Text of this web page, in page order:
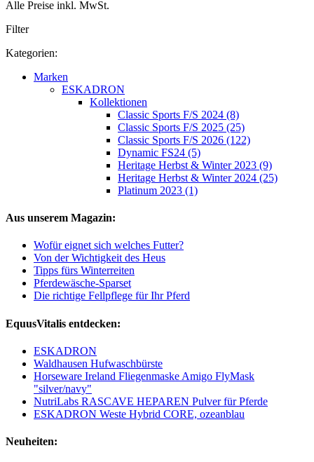
Alle Preise inkl. MwSt.
Filter
Kategorien:
Marken
ESKADRON
Kollektionen
Classic Sports F/S 2024 (8)
Classic Sports F/S 2025 (25)
Classic Sports F/S 2026 (122)
Dynamic FS24 (5)
Heritage Herbst & Winter 2023 (9)
Heritage Herbst & Winter 2024 (25)
Platinum 2023 (1)
Aus unserem Magazin:
Wofür eignet sich welches Futter?
Von der Wichtigkeit des Heus
Tipps fürs Winterreiten
Pferdewäsche-Sparset
Die richtige Fellpflege für Ihr Pferd
EquusVitalis entdecken:
ESKADRON
Waldhausen Hufwaschbürste
Horseware Ireland Fliegenmaske Amigo FlyMask
"silver/navy"
NutriLabs RASCAVE HEPAREN Pulver für Pferde
ESKADRON Weste Hybrid CORE, ozeanblau
Neuheiten: